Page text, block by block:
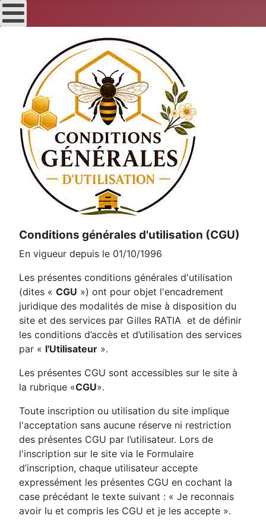
Conditions générales d'utilisation (CGU)
En vigueur depuis le 01/10/1996
Les présentes conditions générales d'utilisation
(dites « CGU ») ont pour objet l'encadrement
juridique des modalités de mise à disposition du
site et des services par Gilles RATIA et de définir
les conditions d’accès et d’utilisation des services
par « l'Utilisateur ».
Les présentes CGU sont accessibles sur le site à
la rubrique «CGU».
Toute inscription ou utilisation du site implique
l'acceptation sans aucune réserve ni restriction
des présentes CGU par l’utilisateur. Lors de
l'inscription sur le site via le Formulaire
d’inscription, chaque utilisateur accepte
expressément les présentes CGU en cochant la
case précédant le texte suivant : « Je reconnais
avoir lu et compris les CGU et je les accepte ».